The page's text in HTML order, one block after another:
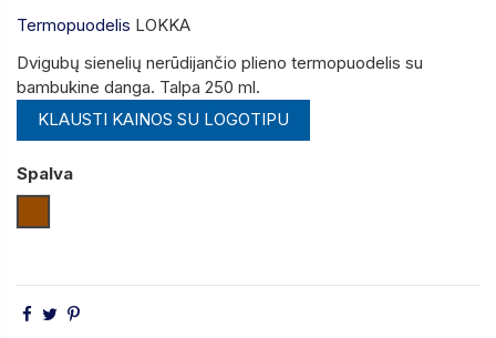
Termopuodelis LOKKA
Dvigubų sienelių nerūdijančio plieno termopuodelis su
bambukine danga. Talpa 250 ml.
KLAUSTI KAINOS SU LOGOTIPU
Spalva